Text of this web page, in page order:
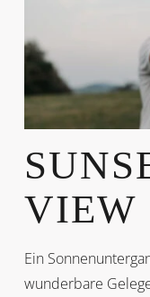
VIEW
Ein
wunderbare